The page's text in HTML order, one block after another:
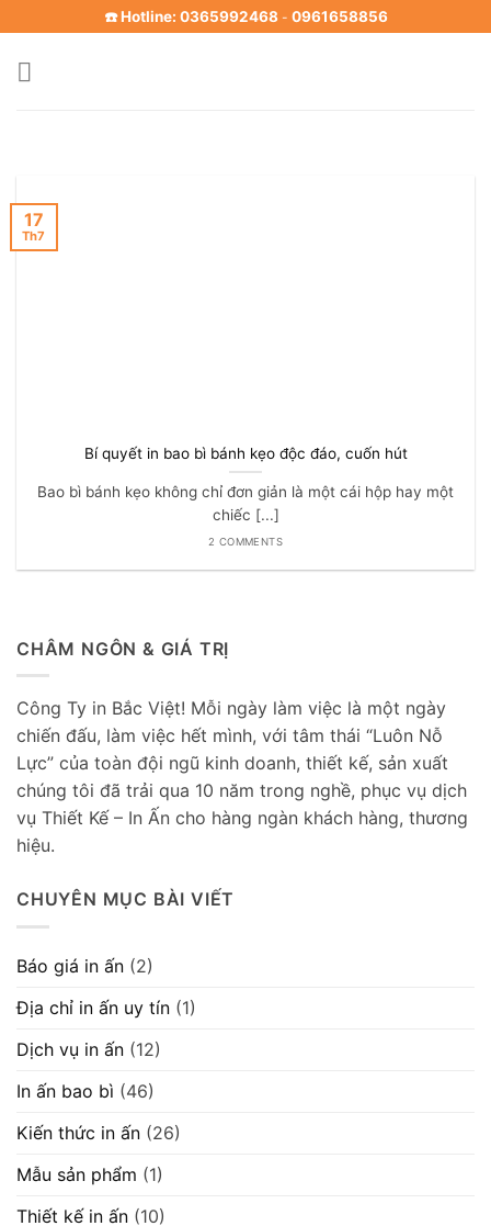
to
content
☎️ Hotline: 0365992468 - 0961658856
Bí quyết in bao bì bánh kẹo độc đáo, cuốn hút
Bao bì bánh kẹo không chỉ đơn giản là một cái hộp hay một
chiếc [...]
2 COMMENTS
17
Th7
CHÂM NGÔN & GIÁ TRỊ
Công Ty in Bắc Việt! Mỗi ngày làm việc là một ngày
chiến đấu, làm việc hết mình, với tâm thái “Luôn Nỗ
Lực” của toàn đội ngũ kinh doanh, thiết kế, sản xuất
chúng tôi đã trải qua 10 năm trong nghề, phục vụ dịch
vụ Thiết Kế – In Ấn cho hàng ngàn khách hàng, thương
hiệu.
CHUYÊN MỤC BÀI VIẾT
Báo giá in ấn (2)
Địa chỉ in ấn uy tín (1)
Dịch vụ in ấn (12)
In ấn bao bì (46)
Kiến thức in ấn (26)
Mẫu sản phẩm (1)
Thiết kế in ấn (10)